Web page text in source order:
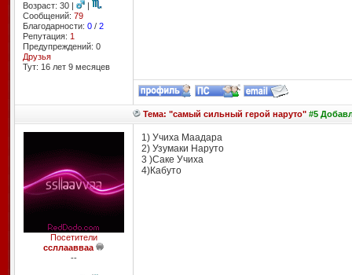
Возраст: 30 |
|
Сообщений: 79
Благодарности: 0/ 2
Репутация: 1
Предупреждений: 0
Друзья
Тут: 16 лет 9 месяцев
Тема: "самый сильный герой наруто"#5
Посетители
ссллаавваа
--
1) Учиха Маадара
2) Узумаки Наруто
3 )Саке Учиха
4)Кабуто